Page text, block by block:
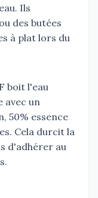
Ils
des butées
à plat lors du
boit l'eau
avec un
50% essence
Cela durcit la
d'adhérer au